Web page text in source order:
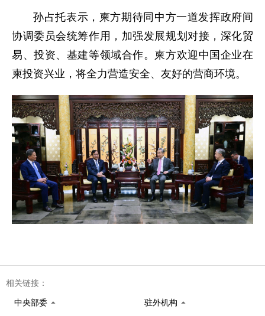
孙占托表示，柬方期待同中方一道发挥政府间
协调委员会统筹作用，加强发展规划对接，深化贸
易、投资、基建等领域合作。柬方欢迎中国企业在
柬投资兴业，将全力营造安全、友好的营商环境。
相关链接：
中央部委 驻外机构